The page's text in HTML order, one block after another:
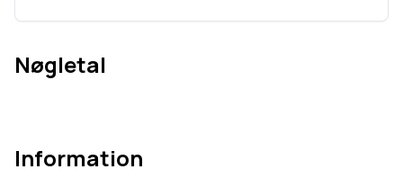
Nøgletal
Information